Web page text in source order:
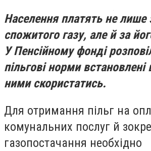
Населення платять не лише
спожитого газу, але й за
У Пенсійному фонді
пільгові норми встановлені
ними скористатись.
Для отримання пільг на
комунальних послуг й
газопостачання необхідно